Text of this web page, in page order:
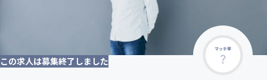
マッチ率
この求人は募集終了しました